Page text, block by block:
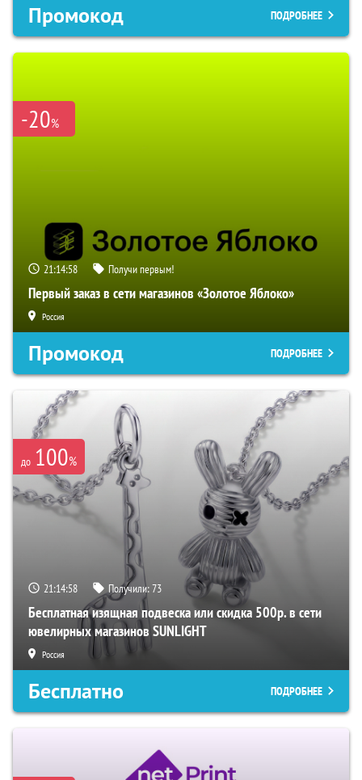
Промокод ПОДРОБНЕЕ
-20%
21:14:57 Получи первым!
Первый заказ в сети магазинов «Золотое Яблоко»
Россия
Промокод ПОДРОБНЕЕ
до 100%
21:14:57 Получили:73
Бесплатная изящная подвеска или скидка 500р. в сети
ювелирных магазинов SUNLIGHT
Россия
Бесплатно ПОДРОБНЕЕ